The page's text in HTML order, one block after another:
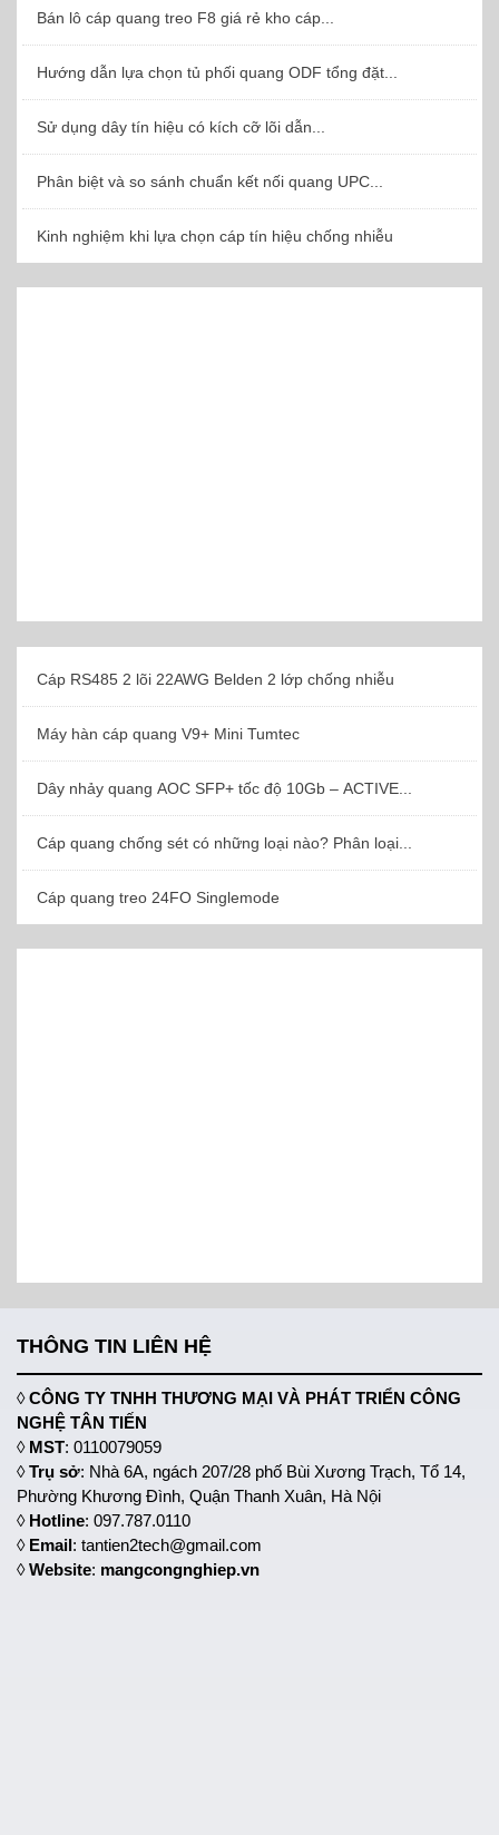
Bán lô cáp quang treo F8 giá rẻ kho cáp...
Hướng dẫn lựa chọn tủ phối quang ODF tổng đặt...
Sử dụng dây tín hiệu có kích cỡ lõi dẫn...
Phân biệt và so sánh chuẩn kết nối quang UPC...
Kinh nghiệm khi lựa chọn cáp tín hiệu chống nhiễu
Cáp RS485 2 lõi 22AWG Belden 2 lớp chống nhiễu
Máy hàn cáp quang V9+ Mini Tumtec
Dây nhảy quang AOC SFP+ tốc độ 10Gb – ACTIVE...
Cáp quang chống sét có những loại nào? Phân loại...
Cáp quang treo 24FO Singlemode
THÔNG TIN LIÊN HỆ
◊CÔNG TY TNHH THƯƠNG MẠI VÀ PHÁT TRIỂN CÔNG
NGHỆ TÂN TIẾN
◊ MST: 0110079059
◊Trụ sở: Nhà 6A, ngách 207/28 phố Bùi Xương Trạch, Tổ 14,
Phường Khương Đình, Quận Thanh Xuân, Hà Nội
◊ Hotline: 097.787.0110
◊ Email: tantien2tech@gmail.com
◊Website: mangcongnghiep.vn